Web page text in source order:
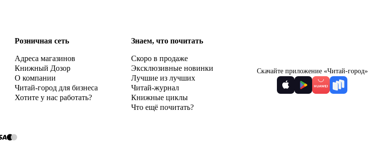
Розничная сеть
Адреса магазинов
Книжный Дозор
О компании
Читай-город для бизнеса
Хотите у нас работать?
Знаем, что почитать
Скоро в продаже
Эксклюзивные новинки
Лучшие из лучших
Читай-журнал
Книжные циклы
Что ещё почитать?
Скачайте приложение «Читай-город»